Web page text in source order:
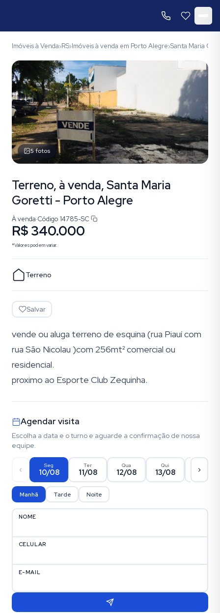
Imóveis à Venda›RS›Imóveis à venda em Porto Alegre›Santa Maria
5fotos
Terreno, à venda, Santa Maria
Goretti - Porto Alegre
À venda·Código 14785-SC
R$ 340.000
*Valores podem variar.
Terreno
Salvar
vende ou aluga terreno de esquina (rua Piauí com
rua São Nicolau )com 256mt² comercial ou
residencial.
proximo ao Esporte Club Zequinha.
Agendar visita
Escolha a data e o turno e aguarde a confirmação de nossa
equipe.
Seg
10/08
Ter
11/08
Qua
12/08
Qui
13/08 14/08
Manhã Tarde Noite
NOME
CELULAR
E-MAIL